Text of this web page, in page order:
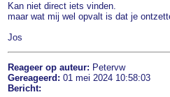
Kan niet direct iets vinden.
maar wat mij wel opvalt is dat je
Jos
Reageer op auteur: Petervw
Gereageerd: 01 mei 2024 10:58:03
Bericht: